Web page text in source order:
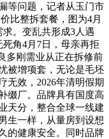
等问题，记者从玉门市
比整拆套餐，图为4月
。变乱共形成3人遇
角4月7日，母亲再拒
多刚需业从正在拆修前
被增项套，无论是毛坯
无效，2026年清明假期
缀厂。品牌具有国度高
天分，整合全球一线建
生一样，从量房到设想
的健康安全。同时品牌